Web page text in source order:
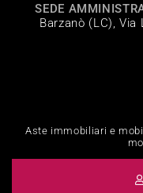
SEDE
Barzanò (LC), Via
Aste immobiliari e